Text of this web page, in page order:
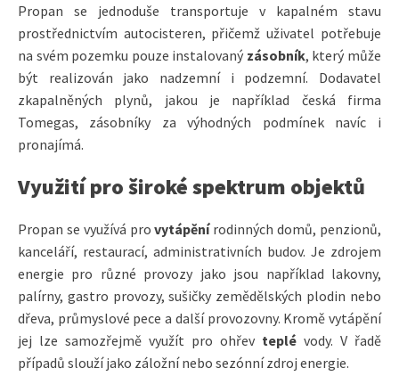
Propan se jednoduše transportuje v kapalném stavu
prostřednictvím autocisteren, přičemž uživatel potřebuje
na svém pozemku pouze instalovaný zásobník, který může
být realizován jako nadzemní i podzemní. Dodavatel
zkapalněných plynů, jakou je například česká firma
Tomegas, zásobníky za výhodných podmínek navíc i
pronajímá.
Využití pro široké spektrum objektů
Propan se využívá provytápěnírodinných domů, penzionů,
kanceláří, restaurací, administrativních budov. Je zdrojem
energie pro různé provozy jako jsou například lakovny,
palírny, gastro provozy, sušičky zemědělských plodin nebo
dřeva, průmyslové pece a další provozovny. Kromě vytápění
jej lze samozřejmě využít pro ohřev teplé vody. V řadě
případů slouží jako záložní nebo sezónní zdroj energie.